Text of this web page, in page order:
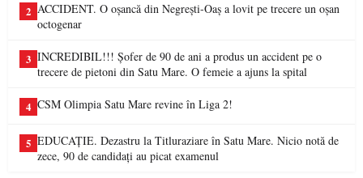
2 ACCIDENT. O oșancă din Negrești-Oaș a lovit pe trecere un oșan
octogenar
3 INCREDIBIL!!! Șofer de 90 de ani a produs un accident pe o
trecere de pietoni din Satu Mare. O femeie a ajuns la spital
4 CSM Olimpia Satu Mare revine în Liga 2!
5 EDUCAȚIE. Dezastru la Titluraziare în Satu Mare. Nicio notă de
zece, 90 de candidați au picat examenul